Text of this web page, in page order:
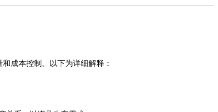
成本控制。以下为详细解释：